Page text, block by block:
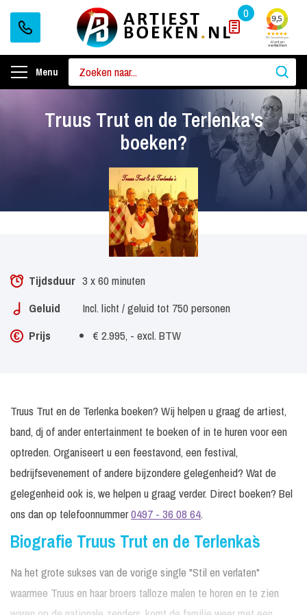
0
Menu
Truus Trut en de Terlenka’s
boeken?
Tijdsduur 3 x 60 minuten
Geluid
Incl. licht / geluid tot 750 personen
Prijs
€ 2.995, - excl. BTW
Truus Trut en de Terlenka boeken? Wij helpen u graag de artiest,
band, dj of ander entertainment te boeken of in te huren voor een
optreden. Organiseert u een feestavond, een festival,
bedrijfsevenement of andere bijzondere gelegenheid? Wat de
gelegenheid ook is, we helpen u graag verder. Direct boeken? Bel
ons dan op telefoonnummer0497 - 36 08 64.
Biografie Truus Trut en de Terlenka`s
Na het grote sukses van de vorige single "Stil en verlaten"
waarmee Truus en haar broers talloze malen te horen en te zien